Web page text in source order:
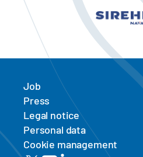
Job
Press
Legal notice
Personal data
Cookie management